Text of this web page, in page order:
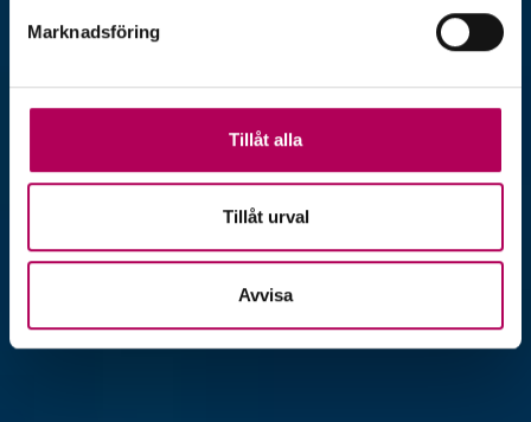
Marknadsföring
Tillåt alla
Tillåt urval
Avvisa